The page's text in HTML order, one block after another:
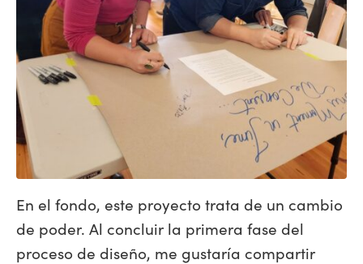
En el fondo, este proyecto trata de un cambio
de poder. Al concluir la primera fase del
proceso de diseño, me gustaría compartir